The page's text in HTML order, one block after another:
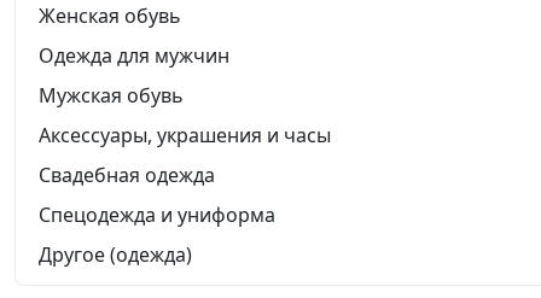
Женская обувь
Одежда для мужчин
Мужская обувь
Аксессуары, украшения и часы
Свадебная одежда
Спецодежда и униформа
Другое (одежда)